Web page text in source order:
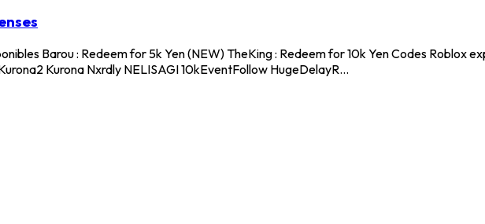
Barou : Redeem for 5k Yen (NEW) TheKing : Redeem for 10k Yen Codes Roblox
Kurona Nxrdly NELISAGI 10kEventFollow HugeDelayR...